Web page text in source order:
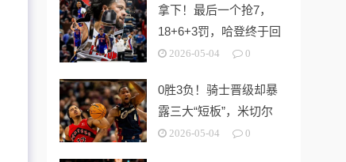
拿下！最后一个抢7，
18+6+3罚，哈登终于回
来了
2026-05-04 0
0胜3负！骑士晋级却暴
露三大“短板”，米切尔
低迷，哈登或遭严防
2026-05-04 0